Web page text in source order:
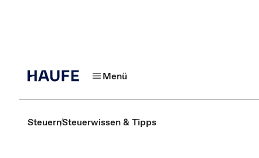
Menü
SteuernSteuerwissen & Tipps